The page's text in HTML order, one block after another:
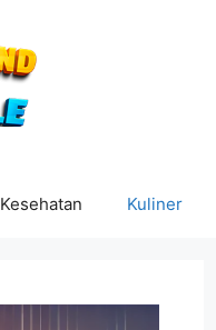
Kesehatan Kuliner